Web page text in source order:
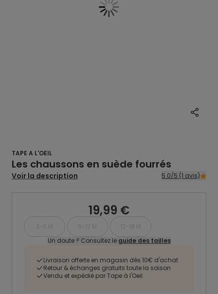
TAPE A L'OEIL
Les chaussons en suède fourrés
Voir la description 5.0/5 (1 avis)
19,99 €
3-6 M 6-12 M
12-18 M
Un doute ? Consultez le guide des tailles
Livraison offerte en magasin dès 10€ d'achat
Retour & échanges gratuits toute la saison
Vendu et expédié par Tape à l'Oeil